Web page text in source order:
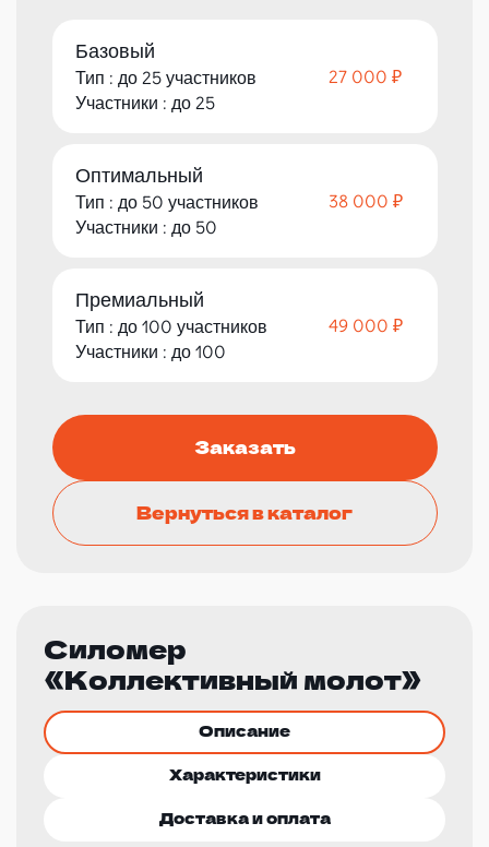
Базовый
Тип : до 25 участников
Участники : до 25
27 000 ₽
Оптимальный
Тип : до 50 участников
Участники : до 50
38 000 ₽
Премиальный
Тип : до 100 участников
Участники : до 100
49 000 ₽
Заказать
Вернуться в каталог
Силомер
«Коллективный молот»
Описание
Характеристики
Доставка и оплата